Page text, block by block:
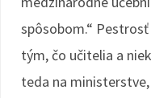
spôsobom.“
tým, čo učitelia a
teda na